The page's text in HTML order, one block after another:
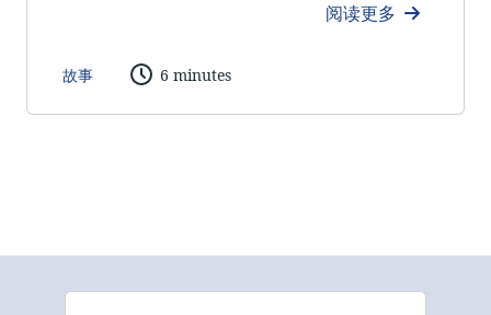
阅读更多
故事 6 minutes